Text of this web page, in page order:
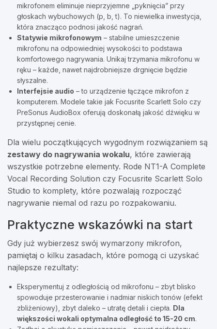
mikrofonem eliminuje nieprzyjemne „pyknięcia” przy
głoskach wybuchowych (p, b, t). To niewielka inwestycja,
która znacząco podnosi jakość nagrań.
Statywie mikrofonowym – stabilne umieszczenie
mikrofonu na odpowiedniej wysokości to podstawa
komfortowego nagrywania. Unikaj trzymania mikrofonu w
ręku – każde, nawet najdrobniejsze drgnięcie będzie
słyszalne.
Interfejsie audio – to urządzenie łączące mikrofon z
komputerem. Modele takie jak Focusrite Scarlett Solo czy
PreSonus AudioBox oferują doskonałą jakość dźwięku w
przystępnej cenie.
Dla wielu początkujących wygodnym rozwiązaniem są
zestawy do nagrywania wokalu, które zawierają
wszystkie potrzebne elementy. Rode NT1-A Complete
Vocal Recording Solution czy Focusrite Scarlett Solo
Studio to komplety, które pozwalają rozpocząć
nagrywanie niemal od razu po rozpakowaniu.
Praktyczne wskazówki na start
Gdy już wybierzesz swój wymarzony mikrofon,
pamiętaj o kilku zasadach, które pomogą ci uzyskać
najlepsze rezultaty:
Eksperymentuj z odległością od mikrofonu – zbyt blisko
spowoduje przesterowanie i nadmiar niskich tonów (efekt
zbliżeniowy), zbyt daleko – utratę detali i ciepła. Dla
większości wokali optymalna odległość to 15-20 cm.